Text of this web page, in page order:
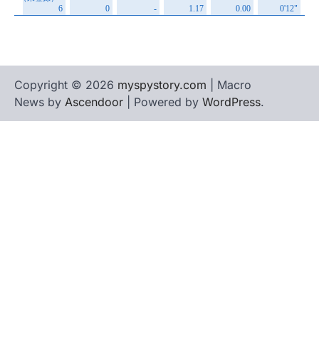
Copyright © 2026 myspystory.com | Macro
News by Ascendoor | Powered by WordPress.